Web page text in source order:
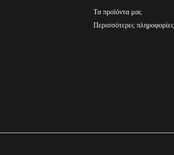
Τα προϊόντα μας
Περισσότερες πληροφορίες